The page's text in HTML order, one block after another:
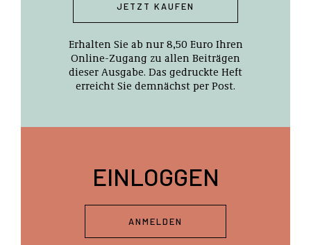
JETZT KAUFEN
Erhalten Sie ab nur 8,50 Euro Ihren
Online-Zugang zu allen Beiträgen
dieser Ausgabe. Das gedruckte Heft
erreicht Sie demnächst per Post.
EINLOGGEN
ANMELDEN